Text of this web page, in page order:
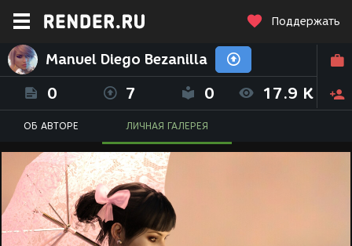
Поддержать
Manuel Diego Bezanilla
0 7 0 17.9 K
ОБ АВТОРЕ ЛИЧНАЯ ГАЛЕРЕЯ